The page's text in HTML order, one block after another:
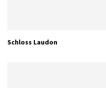
Schloss Laudon